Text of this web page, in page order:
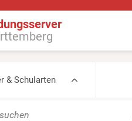
& Schularten